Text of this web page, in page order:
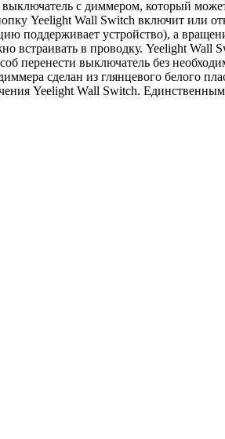
с диммером, который
Yeelight Wall Switch включит или
поддерживает устройство), а
в проводку. Yeelight Wall
перенести выключатель без
сделан из глянцевого белого
Yeelight Wall Switch.